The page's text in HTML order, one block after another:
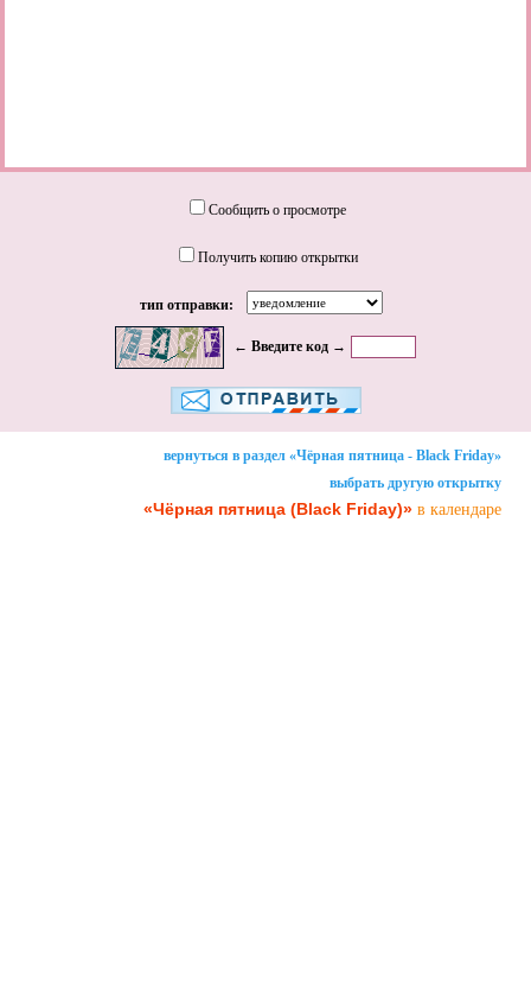
Сообщить о просмотре
Получить копию открытки
тип отправки:
← Введите код →
вернуться в раздел «Чёрная пятница - Black Friday»
выбрать другую открытку
«Чёрная пятница (Black Friday)» в календаре